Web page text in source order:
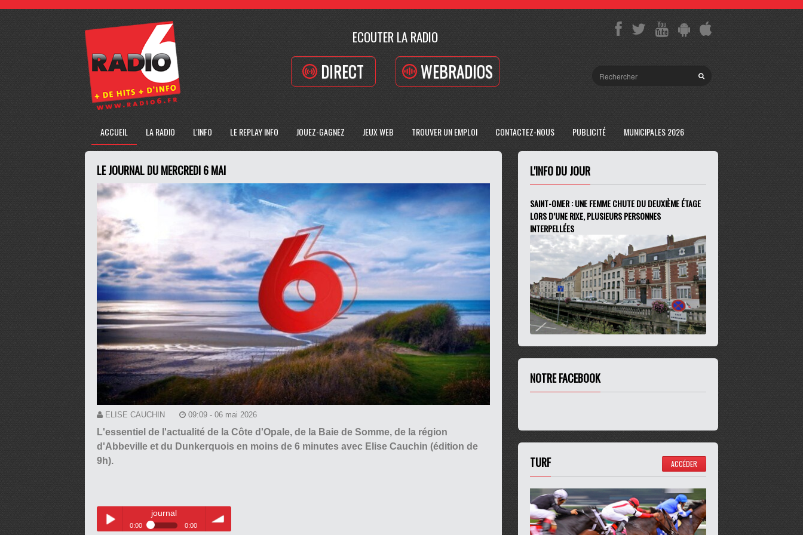
ECOUTER LA RADIO
DIRECT WEBRADIOS
ACCUEIL LA RADIO L'INFO LE REPLAY INFO JOUEZ-GAGNEZ JEUX WEB TROUVER UN EMPLOI CONTACTEZ-NOUS PUBLICITÉ MUNICIPALES 2026
LE JOURNAL DU MERCREDI 6 MAI
ELISE CAUCHIN 09:09 - 06 mai 2026
L'essentiel de l'actualité de la Côte d'Opale, de la Baie de Somme, de la région
d'Abbeville et du Dunkerquois en moins de 6 minutes avec Elise Cauchin (édition de
9h).
journal
0:00 0:00
L'INFO DU JOUR
SAINT-OMER : UNE FEMME CHUTE DU DEUXIÈME ÉTAGE
LORS D’UNE RIXE, PLUSIEURS PERSONNES
INTERPELLÉES
NOTRE FACEBOOK
TURF ACCÉDER